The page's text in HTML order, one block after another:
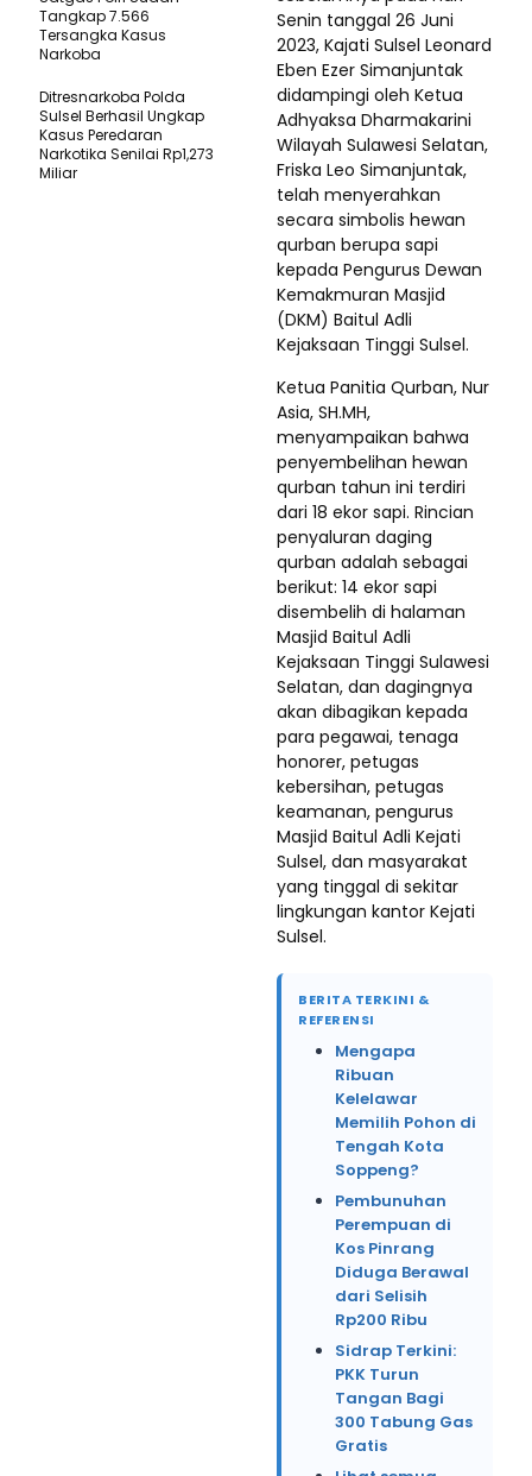
Senin tanggal 26 Juni
2023, Kajati Sulsel Leonard
Eben Ezer Simanjuntak
didampingi oleh Ketua
Adhyaksa Dharmakarini
Wilayah Sulawesi Selatan,
Friska Leo Simanjuntak,
telah menyerahkan
secara simbolis hewan
qurban berupa sapi
kepada Pengurus Dewan
Kemakmuran Masjid
(DKM) Baitul Adli
Kejaksaan Tinggi Sulsel.
Ketua Panitia Qurban, Nur
Asia, SH.MH,
menyampaikan bahwa
penyembelihan hewan
qurban tahun ini terdiri
dari 18 ekor sapi. Rincian
penyaluran daging
qurban adalah sebagai
berikut: 14 ekor sapi
disembelih di halaman
Masjid Baitul Adli
Kejaksaan Tinggi Sulawesi
Selatan, dan dagingnya
akan dibagikan kepada
para pegawai, tenaga
honorer, petugas
kebersihan, petugas
keamanan, pengurus
Masjid Baitul Adli Kejati
Sulsel, dan masyarakat
yang tinggal di sekitar
lingkungan kantor Kejati
Sulsel.
BERITA TERKINI &
REFERENSI
Mengapa
Ribuan
Kelelawar
Memilih Pohon di
Tengah Kota
Soppeng?
Pembunuhan
Perempuan di
Kos Pinrang
Diduga Berawal
dari Selisih
Rp200 Ribu
Sidrap Terkini:
PKK Turun
Tangan Bagi
300 Tabung Gas
Gratis
Tangkap 7.566
Tersangka Kasus
Narkoba
Ditresnarkoba Polda
Sulsel Berhasil Ungkap
Kasus Peredaran
Narkotika Senilai Rp1,273
Miliar